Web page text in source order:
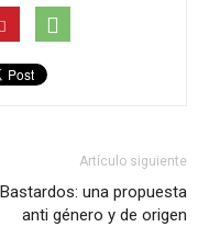
Artículo siguiente
una propuesta
anti género y de origen